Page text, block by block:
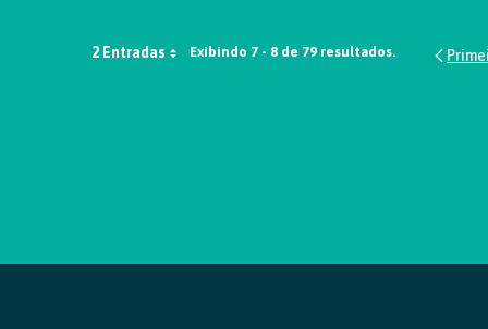
2 Entradas Exibindo 7 - 8 de 79 resultados.